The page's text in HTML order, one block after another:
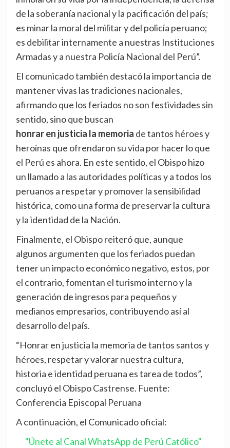
de la soberanía nacional y la pacificación del país;
es minar la moral del militar y del policía peruano;
es debilitar internamente a nuestras Instituciones
Armadas y a nuestra Policía Nacional del Perú”.
El comunicado también destacó la importancia de
mantener vivas las tradiciones nacionales,
afirmando que los feriados no son festividades sin
sentido, sino que buscan
honrar en justicia la memoria de tantos héroes y
heroínas que ofrendaron su vida por hacer lo que
el Perú es ahora. En este sentido, el Obispo hizo
un llamado a las autoridades políticas y a todos los
peruanos a respetar y promover la sensibilidad
histórica, como una forma de preservar la cultura
y la identidad de la Nación.
Finalmente, el Obispo reiteró que, aunque
algunos argumenten que los feriados puedan
tener un impacto económico negativo, estos, por
el contrario, fomentan el turismo interno y la
generación de ingresos para pequeños y
medianos empresarios, contribuyendo así al
desarrollo del país.
“Honrar en justicia la memoria de tantos santos y
héroes, respetar y valorar nuestra cultura,
historia e identidad peruana es tarea de todos”,
concluyó el Obispo Castrense. Fuente:
Conferencia Episcopal Peruana
A continuación, el Comunicado oficial:
"Únete al Canal WhatsApp de Perú Católico"